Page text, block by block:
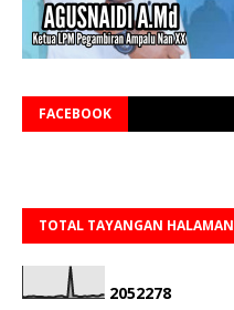
FACEBOOK
TOTAL TAYANGAN HALAMAN
2052278